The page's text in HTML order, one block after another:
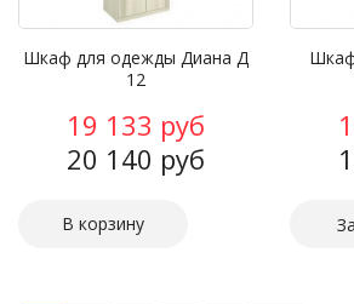
Шкаф для одежды Диана Д
12
19 133 руб
20 140 руб